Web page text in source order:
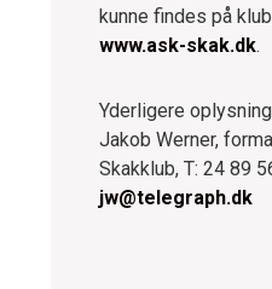
kunne findes på
www.ask-skak.dk.
Yderligere
Jakob Werner,
Skakklub, T: 24 89
jw@telegraph.dk